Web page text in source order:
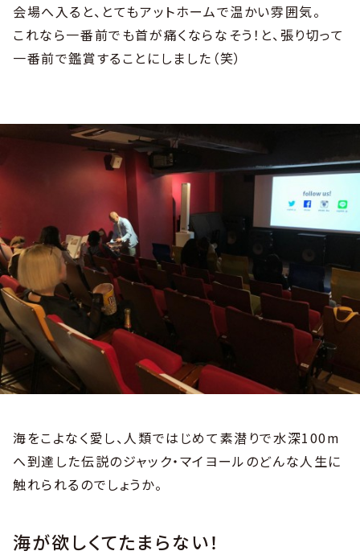
会場へ入ると、とてもアットホームで温かい雰囲気。
これなら一番前でも首が痛くならなそう！と、張り切って
一番前で鑑賞することにしました（笑）
海をこよなく愛し、人類ではじめて素潜りで水深100m
へ到達した伝説のジャック・マイヨールのどんな人生に
触れられるのでしょうか。
海が欲しくてたまらない！